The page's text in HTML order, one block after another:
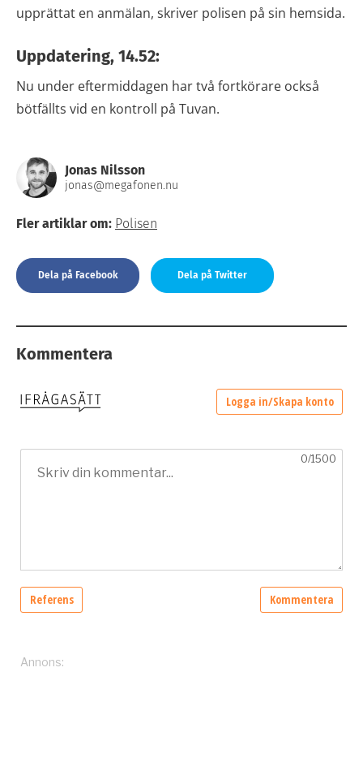
upprättat en anmälan, skriver polisen på sin hemsida.
Uppdatering, 14.52:
Nu under eftermiddagen har två fortkörare också
bötfällts vid en kontroll på Tuvan.
Jonas Nilsson
jonas@megafonen.nu
Fler artiklar om: Polisen
Dela på Facebook Dela på Twitter
Kommentera